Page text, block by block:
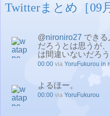
Twitterまとめ［09
@nironiro27 でき
だろうとは思うが
は間違いないだろ
00:00 via YoruFukurou in
よるほー。
00:00 via YoruFukurou